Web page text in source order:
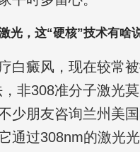
光，这“硬核”技术有啥
白癜风，现在较常被
，非308准分子激光
少朋友咨询兰州美
通过308nm的激光